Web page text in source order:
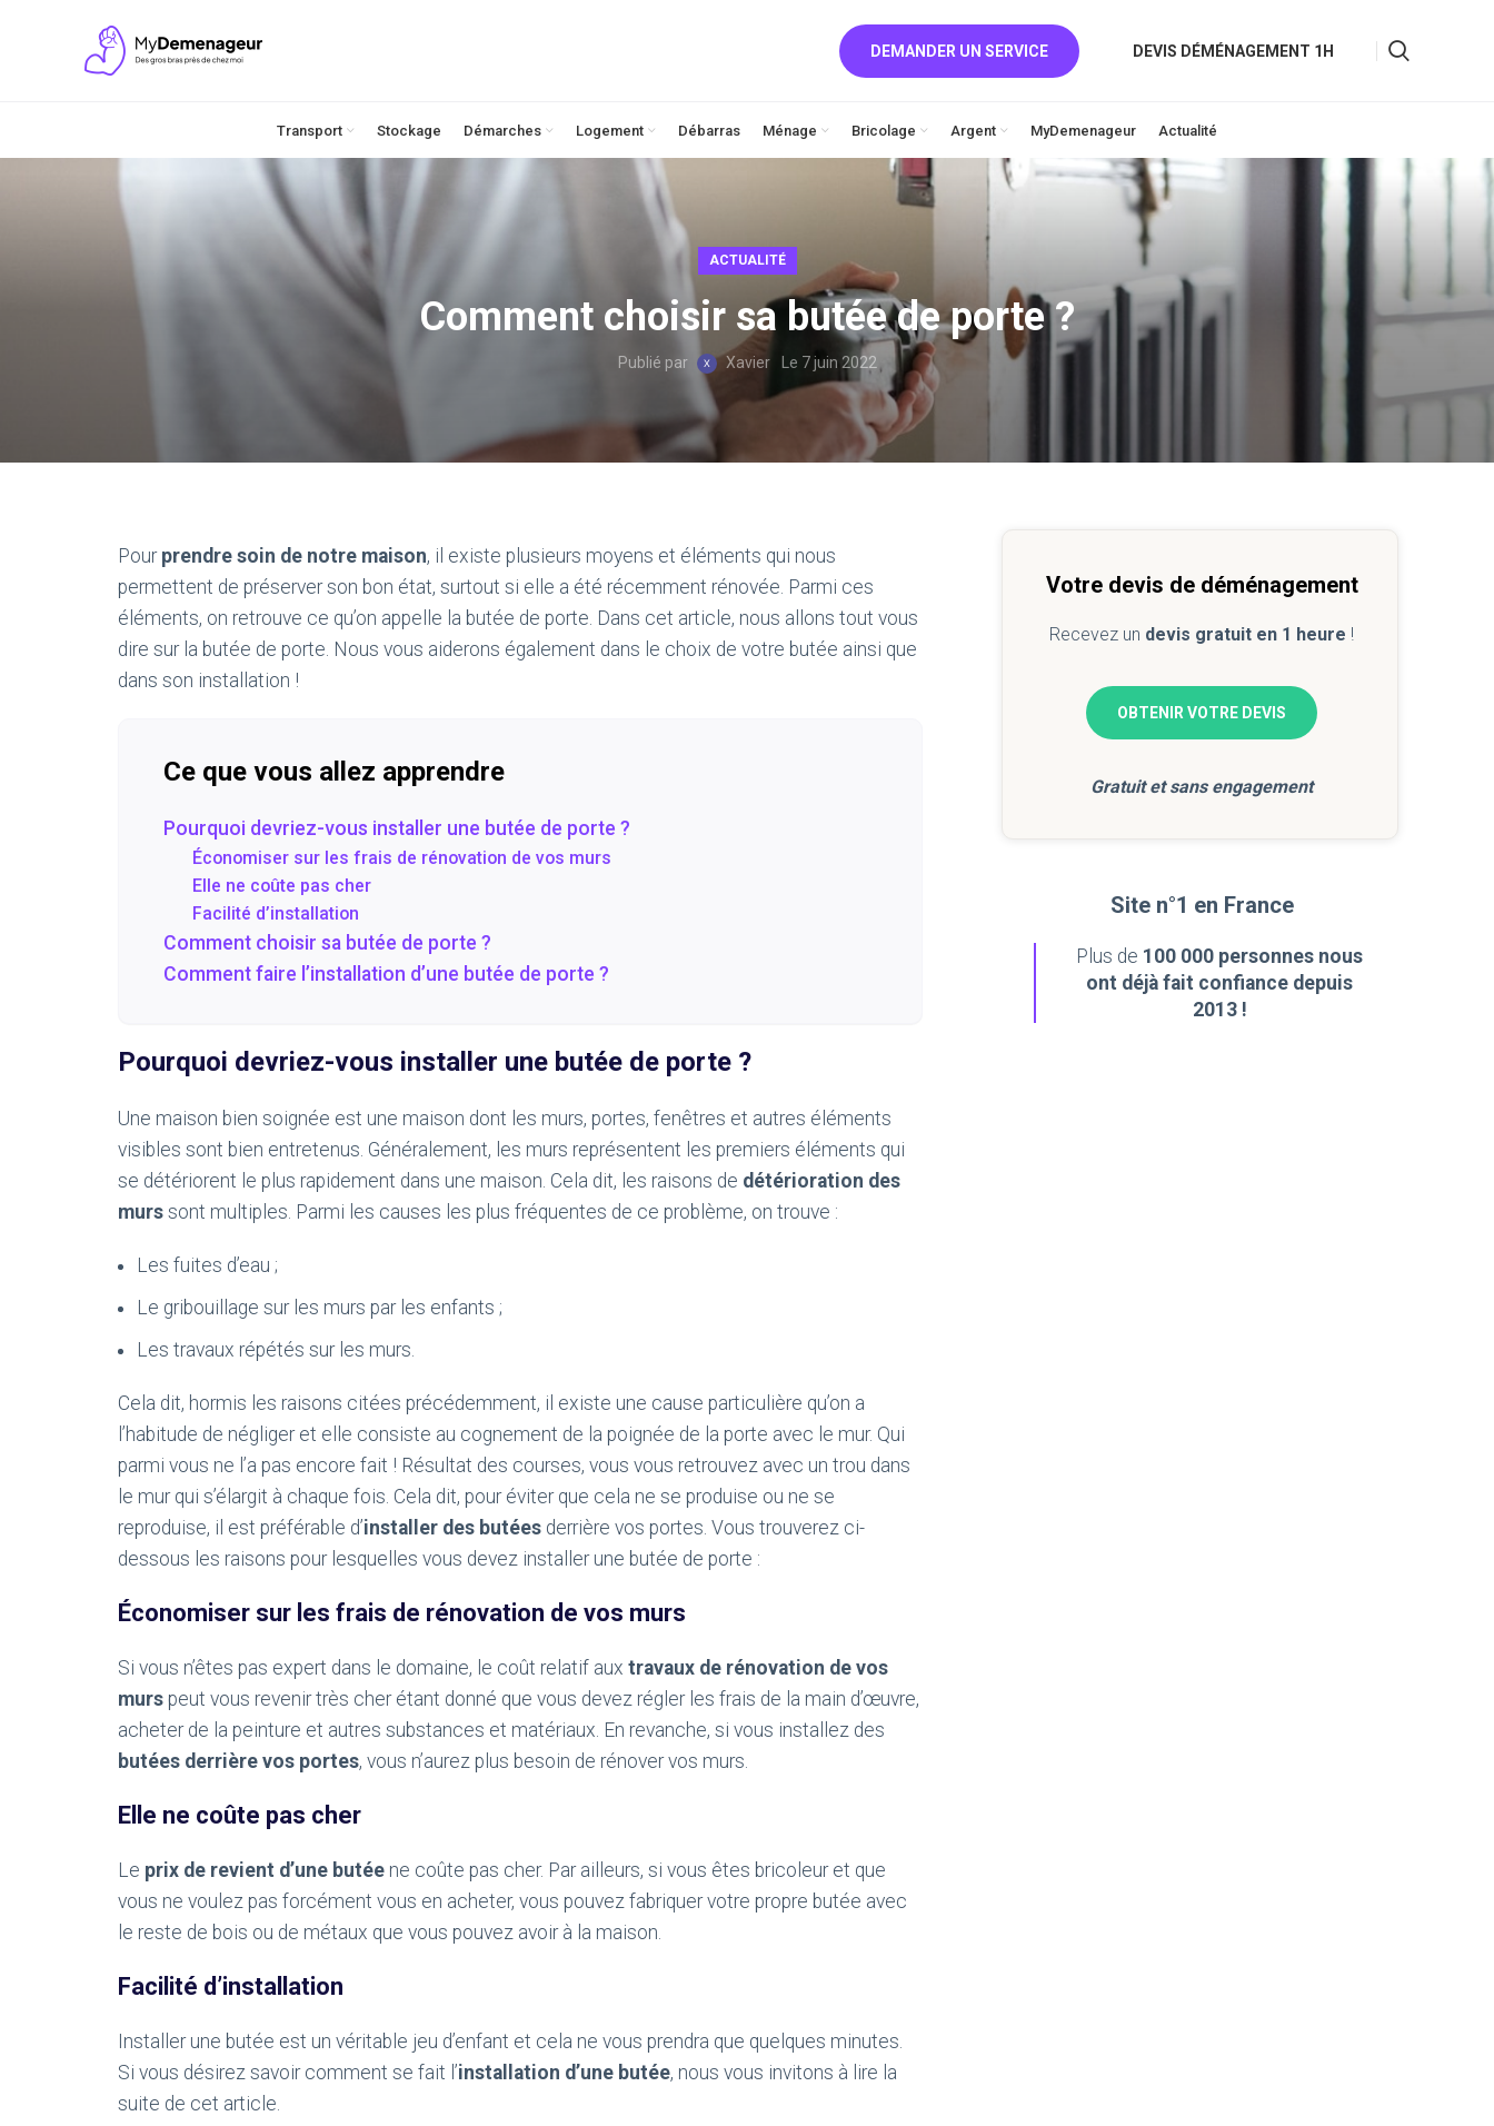
DEMANDER UN SERVICE DEVIS DÉMÉNAGEMENT 1H
Transport Stockage Démarches Logement Débarras Ménage Bricolage Argent MyDemenageur Actualité
ACTUALITÉ
Comment choisir sa butée de porte ?
Publié par Xavier Le 7 juin 2022
Pour prendre soin de notre maison, il existe plusieurs moyens et éléments qui nous
permettent de préserver son bon état, surtout si elle a été récemment rénovée. Parmi ces
éléments, on retrouve ce qu’on appelle la butée de porte. Dans cet article, nous allons tout vous
dire sur la butée de porte. Nous vous aiderons également dans le choix de votre butée ainsi que
dans son installation !
Ce que vous allez apprendre
Pourquoi devriez-vous installer une butée de porte ?
Économiser sur les frais de rénovation de vos murs
Elle ne coûte pas cher
Facilité d’installation
Comment choisir sa butée de porte ?
Comment faire l’installation d’une butée de porte ?
Pourquoi devriez-vous installer une butée de porte ?
Une maison bien soignée est une maison dont les murs, portes, fenêtres et autres éléments
visibles sont bien entretenus. Généralement, les murs représentent les premiers éléments qui
se détériorent le plus rapidement dans une maison. Cela dit, les raisons de détérioration des
murs sont multiples. Parmi les causes les plus fréquentes de ce problème, on trouve :
Les fuites d’eau ;
Le gribouillage sur les murs par les enfants ;
Les travaux répétés sur les murs.
Cela dit, hormis les raisons citées précédemment, il existe une cause particulière qu’on a
l’habitude de négliger et elle consiste au cognement de la poignée de la porte avec le mur. Qui
parmi vous ne l’a pas encore fait ! Résultat des courses, vous vous retrouvez avec un trou dans
le mur qui s’élargit à chaque fois. Cela dit, pour éviter que cela ne se produise ou ne se
reproduise, il est préférable d’installer des butées derrière vos portes. Vous trouverez ci-
dessous les raisons pour lesquelles vous devez installer une butée de porte :
Économiser sur les frais de rénovation de vos murs
Si vous n’êtes pas expert dans le domaine, le coût relatif aux travaux de rénovation de vos
murs peut vous revenir très cher étant donné que vous devez régler les frais de la main d’œuvre,
acheter de la peinture et autres substances et matériaux. En revanche, si vous installez des
butées derrière vos portes, vous n’aurez plus besoin de rénover vos murs.
Elle ne coûte pas cher
Le prix de revient d’une butée ne coûte pas cher. Par ailleurs, si vous êtes bricoleur et que
vous ne voulez pas forcément vous en acheter, vous pouvez fabriquer votre propre butée avec
le reste de bois ou de métaux que vous pouvez avoir à la maison.
Facilité d’installation
Installer une butée est un véritable jeu d’enfant et cela ne vous prendra que quelques minutes.
Si vous désirez savoir comment se fait l’installation d’une butée, nous vous invitons à lire la
suite de cet article.
Votre devis de déménagement
Recevez un devis gratuit en 1 heure !
OBTENIR VOTRE DEVIS
Gratuit et sans engagement
Site n°1 en France
Plus de 100 000 personnes nous
ont déjà fait confiance depuis
2013 !